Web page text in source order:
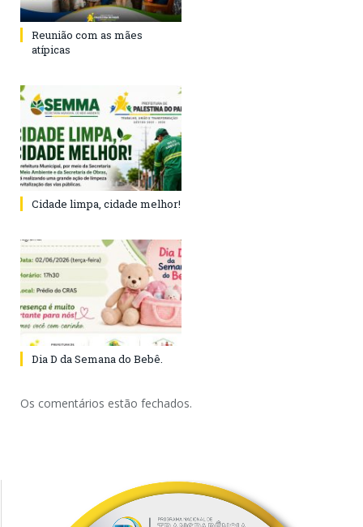
Reunião com as mães
atípicas
Cidade limpa, cidade melhor!
Dia D da Semana do Bebê.
Os comentários estão fechados.